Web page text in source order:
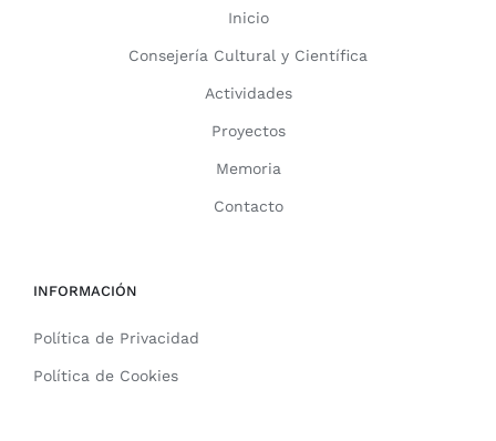
Inicio
Consejería Cultural y Científica
Actividades
Proyectos
Memoria
Contacto
INFORMACIÓN
Política de Privacidad
Política de Cookies